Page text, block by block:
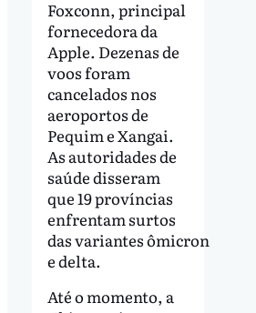
Foxconn, principal
fornecedora da
Apple. Dezenas de
voos foram
cancelados nos
aeroportos de
Pequim e Xangai.
As autoridades de
saúde disseram
que 19 províncias
enfrentam surtos
das variantes ômicron
e delta.
Até o momento, a